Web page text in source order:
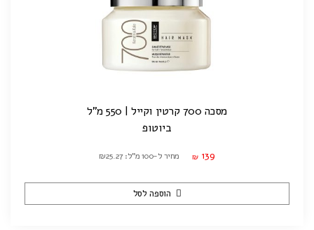
מסכה 700 קרטין וקייל | 550 מ"ל
ביוטופ
₪ 139 מחיר ל-100 מ"ל: ₪25.27
הוספה לסל